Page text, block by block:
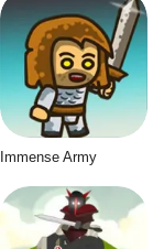
Immense Army